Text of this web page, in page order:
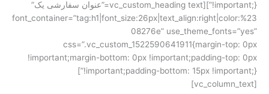
!important;}”][vc_custom_heading text=”عنوان سفارشی یک”
font_container=”tag:h1|font_size:26px|text_align:right|color:%23
08276e” use_theme_fonts=”yes”
css=”.vc_custom_1522590641911{margin-top: 0px
!important;margin-bottom: 0px !important;padding-top: 0px
!important;padding-bottom: 15px !important;}”]
[vc_column_text]